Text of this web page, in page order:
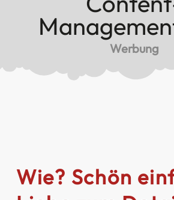
Werbung
Wie? Schön